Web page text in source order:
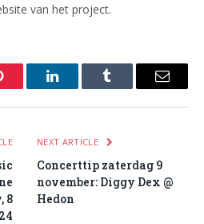
van het project.
LinkedInTumblr Email
8
NEXT ARTICLE
Concerttip zaterdag 9
november: Diggy Dex @
Hedon